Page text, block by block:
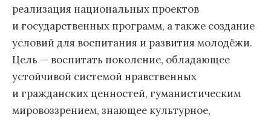
реализация национальных проектов
и государственных программ, а также создание
условий для воспитания и развития молодёжи.
Цель — воспитать поколение, обладающее
устойчивой системой нравственных
и гражданских ценностей, гуманистическим
мировоззрением, знающее культурное,